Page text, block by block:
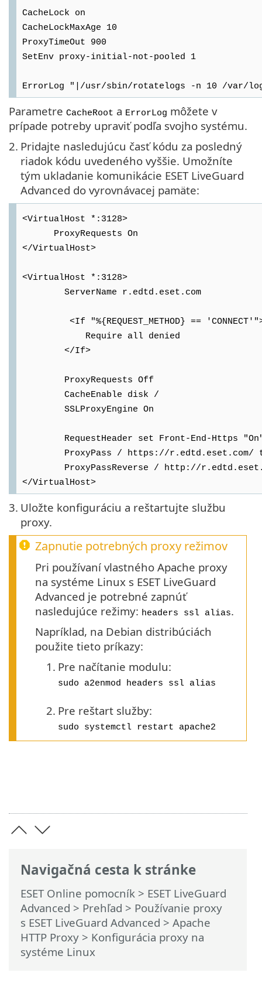
Navigačná cesta k stránke
ESET Online pomocník > ESET LiveGuard
Advanced > Prehľad > Používanie proxy
s ESET LiveGuard Advanced > Apache
HTTP Proxy > Konfigurácia proxy na
systéme Linux
CacheLock on
CacheLockMaxAge 10
ProxyTimeOut 900
SetEnv proxy-initial-not-pooled 1
ErrorLog "|/usr/sbin/rotatelogs -n 10 /var/
Parametre CacheRoot a ErrorLog môžete v
prípade potreby upraviť podľa svojho systému.
2. Pridajte nasledujúcu časť kódu za posledný
riadok kódu uvedeného vyššie. Umožníte
tým ukladanie komunikácie ESET LiveGuard
Advanced do vyrovnávacej pamäte:
<VirtualHost *:3128>
ProxyRequests On
</VirtualHost>
<VirtualHost *:3128>
ServerName r.edtd.eset.com
<If "%{REQUEST_METHOD} ==
Require all denied
</If>
ProxyRequests Off
CacheEnable disk /
SSLProxyEngine On
RequestHeader set Front-End-Https
ProxyPass / https://r.edtd.eset.com/
ProxyPassReverse / http://
</VirtualHost>
3. Uložte konfiguráciu a reštartujte službu
proxy.
Zapnutie potrebných proxy režimov
Pri používaní vlastného Apache proxy
na systéme Linux s ESET LiveGuard
Advanced je potrebné zapnúť
nasledujúce režimy: headers ssl alias.
Napríklad, na Debian distribúciách
použite tieto príkazy:
1. Pre načítanie modulu:
sudo a2enmod headers ssl alias
2. Pre reštart služby:
sudo systemctl restart apache2